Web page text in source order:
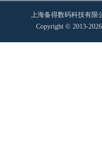
上海备得数码科技有限
Copyright © 2013-